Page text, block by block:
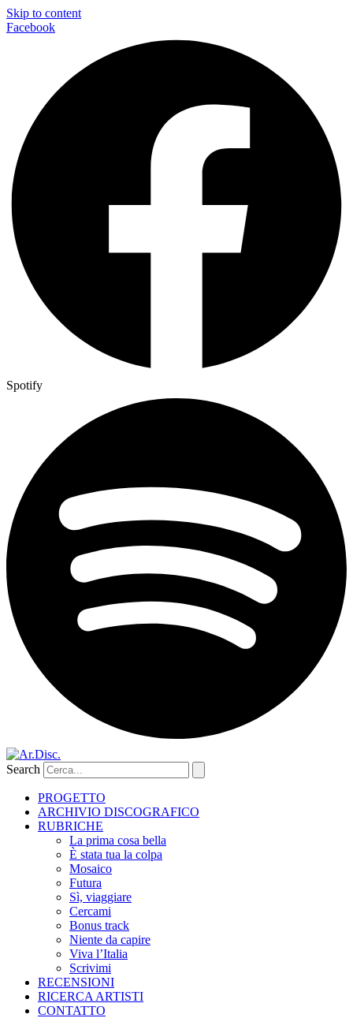
Skip to content
Facebook
Spotify
Search
PROGETTO
ARCHIVIO DISCOGRAFICO
RUBRICHE
La prima cosa bella
È stata tua la colpa
Mosaico
Futura
Sì, viaggiare
Cercami
Bonus track
Niente da capire
Viva l’Italia
Scrivimi
RECENSIONI
RICERCA ARTISTI
CONTATTO